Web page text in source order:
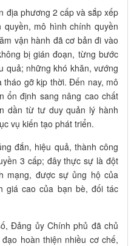
địa phương 2 cấp và sắp xếp
mô hình chính quyền
vận hành đã cơ bản đi vào
bị gián đoạn, từng bước
quả; những khó khăn, vướng
gỡ kịp thời. Đến nay, mô
ổn định sang nâng cao chất
dần từ tư duy quản lý hành
vụ kiến tạo phát triển.
đắn, hiệu quả, thành công
3 cấp; đây thực sự là đột
mạng, được sự ủng hộ của
giá cao của bạn bè, đối tác
Đảng ủy Chính phủ đã chủ
hoàn thiện nhiều cơ chế,